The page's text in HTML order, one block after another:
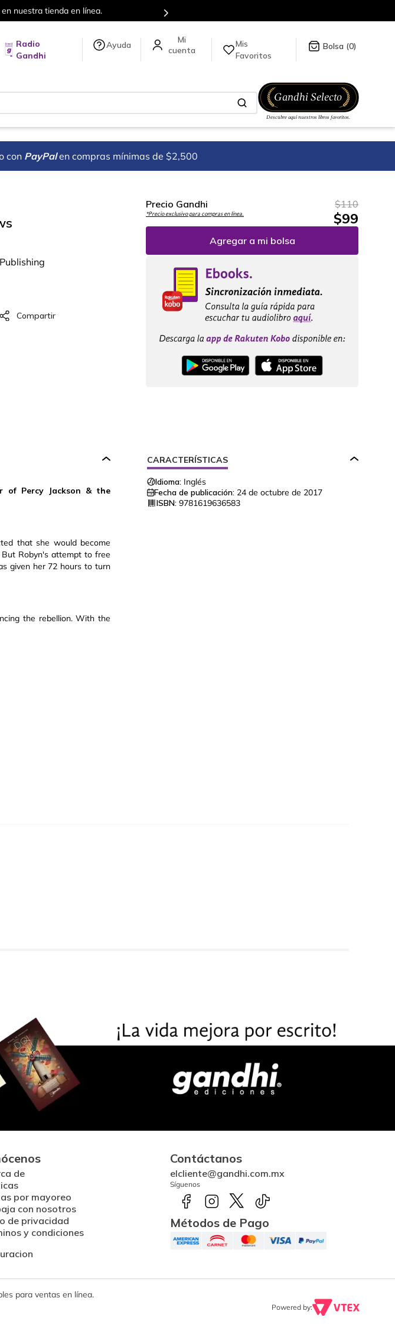
Envíos a todo el mundo, para más información da click
Radio
Gandhi
Ayuda
Mis
Favoritos
0
con PayPal en compras mínimas de $2,500
Precio Gandhi
*Precio exclusivo para compras en línea.
$110
$99
Agregar a mi bolsa
of Percy Jackson & the
that she would become
Robyn's attempt to free
given her 72 hours to turn
the rebellion. With the
CARACTERÍSTICAS
Idioma: Inglés
Fecha de publicación: 24 de octubre de 2017
ISBN: 9781619636583
de
por mayoreo
con nosotros
de privacidad
y condiciones
Contáctanos
elcliente@gandhi.com.mx
Síguenos
Métodos de Pago
para ventas en línea.
Powered by: